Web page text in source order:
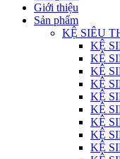
Giới thiệu
Sản phẩm
KỆ SIÊU
KỆ
KỆ
KỆ
KỆ
KỆ
KỆ
KỆ
KỆ
KỆ